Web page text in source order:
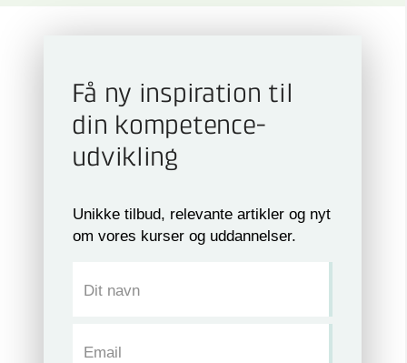
Få ny inspiration til
din kompetence­
udvikling
Unikke tilbud, relevante artikler og nyt
om vores kurser og uddannelser.
Dit navn
Email